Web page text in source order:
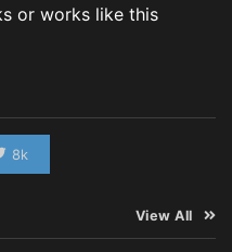
or works like this
8k
View All